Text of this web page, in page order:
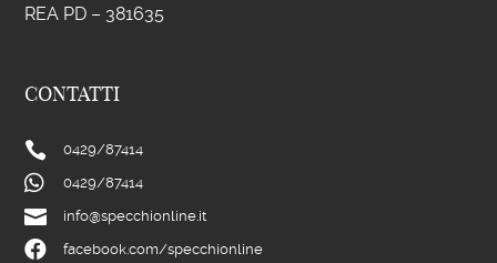
REA PD – 381635
CONTATTI
 0429/87414
 0429/87414
 info@specchionline.it
 facebook.com/specchionline